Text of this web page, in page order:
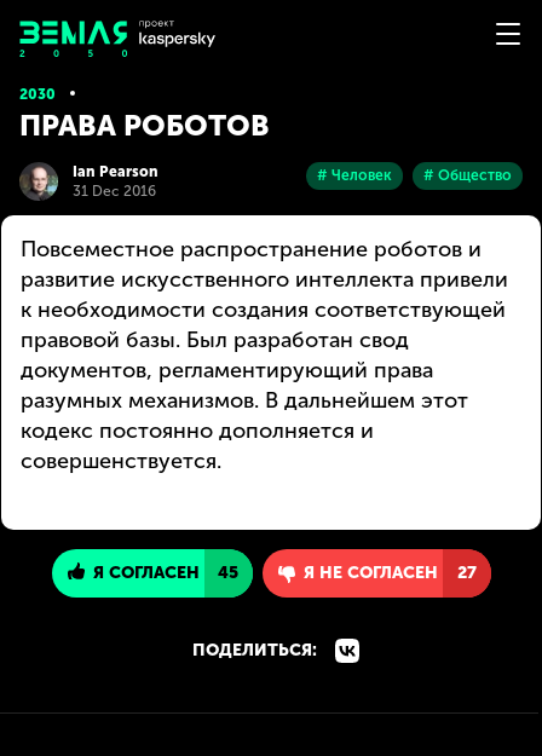
2030
ПРАВА РОБОТОВ
Ian Pearson
31 Dec 2016
# Человек # Общество
Повсеместное распространение роботов и
развитие искусственного интеллекта привели
к необходимости создания соответствующей
правовой базы. Был разработан свод
документов, регламентирующий права
разумных механизмов. В дальнейшем этот
кодекс постоянно дополняется и
совершенствуется.
Я СОГЛАСЕН 45 Я НЕ СОГЛАСЕН 27
ПОДЕЛИТЬСЯ: